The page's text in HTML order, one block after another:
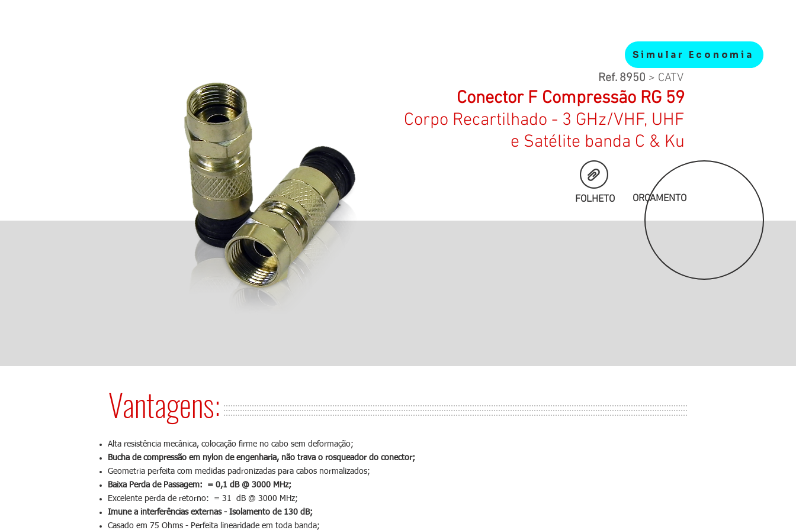
Simular Economia
Conector F Compressão RG 59
Corpo Recartilhado - 3 GHz/VHF, UHF
e Satélite banda C & Ku
Ref. 8950 > CATV
ORÇAMENTO
FOLHETO
Vantagens:
Alta resistência mecânica, colocação firme no cabo sem deformação;
Bucha de compressão em nylon de engenharia, não trava o rosqueador do conector;
Geometria perfeita com medidas padronizadas para cabos normalizados;
Baixa Perda de Passagem: = 0,1 dB @ 3000 MHz;
Excelente perda de retorno: = 31 dB @ 3000 MHz;
Imune a interferências externas - Isolamento de 130 dB;
Casado em 75 Ohms - Perfeita linearidade em toda banda;